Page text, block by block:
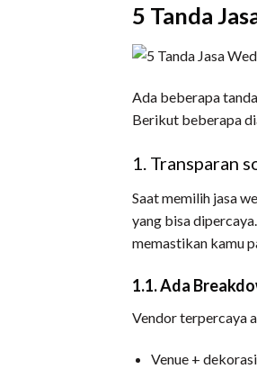
5 Tanda
Ada beberapa
Berikut beberapa
1. Transparan
Saat memilih jasa
yang bisa
memastikan kamu
1.1. Ada
Vendor terpercaya
Venue +